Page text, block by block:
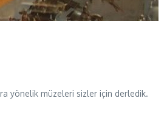
yönelik müzeleri sizler için derledik.